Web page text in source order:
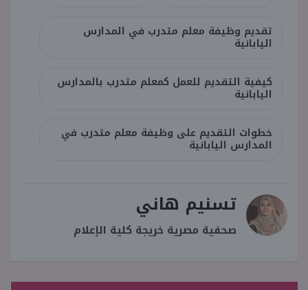
تقديم وظيفة معلم متدرب في المدارس
اليابانية
كيفية التقديم للعمل كمعلم متدرب بالمدارس
اليابانية
خطوات التقديم على وظيفة معلم متدرب في
المدارس اليابانية
تسنيم هاني
صحفية مصرية خريجة كلية الإعلام